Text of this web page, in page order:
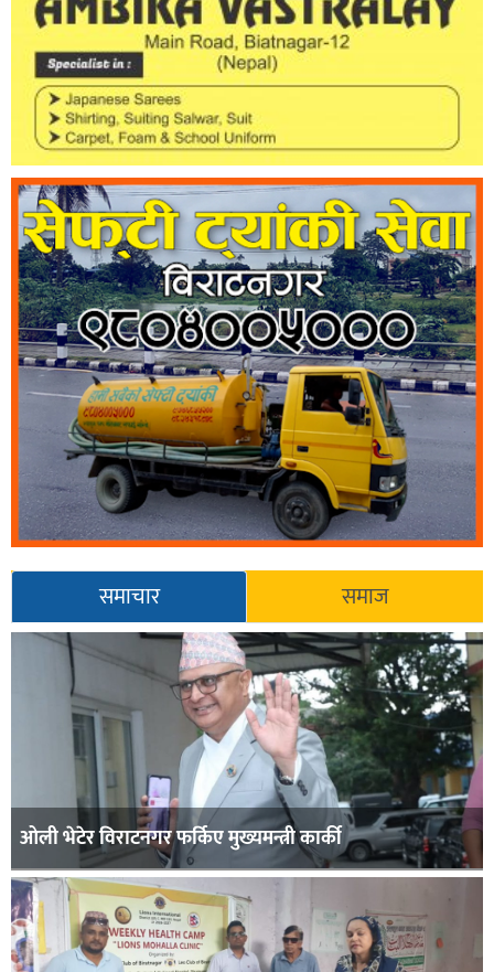
समाचार समाज
ओली भेटेर विराटनगर फर्किए मुख्यमन्त्री कार्की